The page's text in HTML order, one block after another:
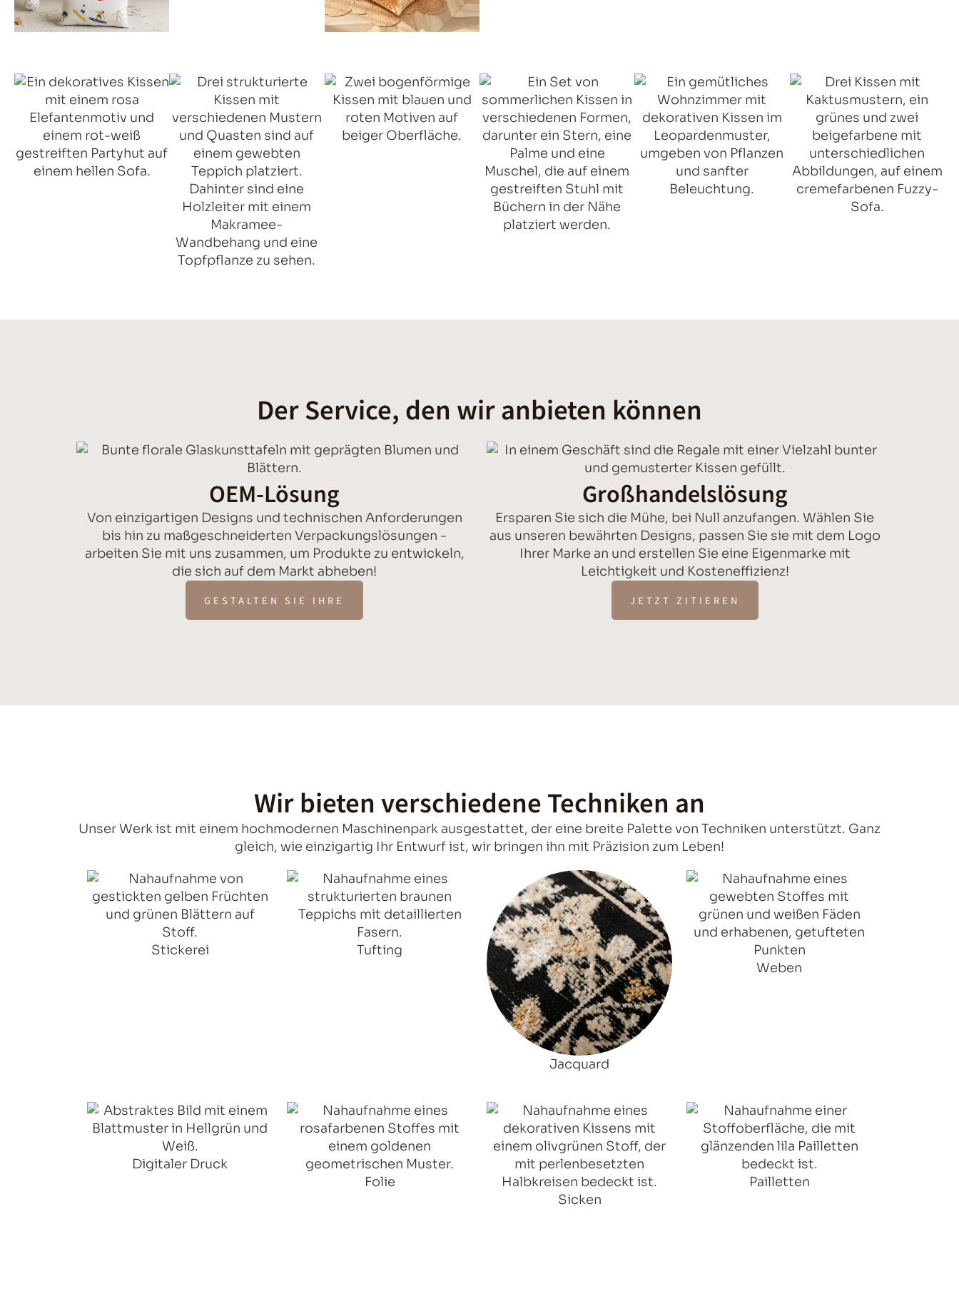
Der Service, den wir anbieten können
OEM-Lösung
Von einzigartigen Designs und technischen Anforderungen
bis hin zu maßgeschneiderten Verpackungslösungen -
arbeiten Sie mit uns zusammen, um Produkte zu entwickeln,
die sich auf dem Markt abheben!
GESTALTEN SIE IHRE
Großhandelslösung
Ersparen Sie sich die Mühe, bei Null anzufangen. Wählen Sie
aus unseren bewährten Designs, passen Sie sie mit dem Logo
Ihrer Marke an und erstellen Sie eine Eigenmarke mit
Leichtigkeit und Kosteneffizienz!
JETZT ZITIEREN
Wir bieten verschiedene Techniken an
Unser Werk ist mit einem hochmodernen Maschinenpark ausgestattet, der eine breite Palette von Techniken unterstützt. Ganz
gleich, wie einzigartig Ihr Entwurf ist, wir bringen ihn mit Präzision zum Leben!
Stickerei Tufting
Jacquard
Weben
Digitaler Druck
Folie
Sicken
Pailletten